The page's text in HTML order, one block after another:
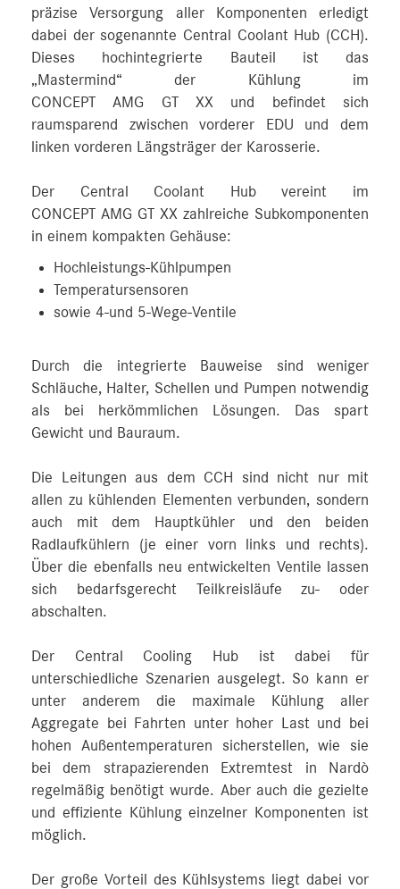
präzise Versorgung aller Komponenten erledigt
dabei der sogenannte Central Coolant Hub (CCH).
Dieses hochintegrierte Bauteil ist das
„Mastermind“ der Kühlung im
CONCEPT AMG GT XX und befindet sich
raumsparend zwischen vorderer EDU und dem
linken vorderen Längsträger der Karosserie.
Der Central Coolant Hub vereint im
CONCEPT AMG GT XX zahlreiche Subkomponenten
in einem kompakten Gehäuse:
Hochleistungs-Kühlpumpen
Temperatursensoren
sowie 4-und 5-Wege-Ventile
Durch die integrierte Bauweise sind weniger
Schläuche, Halter, Schellen und Pumpen notwendig
als bei herkömmlichen Lösungen. Das spart
Gewicht und Bauraum.
Die Leitungen aus dem CCH sind nicht nur mit
allen zu kühlenden Elementen verbunden, sondern
auch mit dem Hauptkühler und den beiden
Radlaufkühlern (je einer vorn links und rechts).
Über die ebenfalls neu entwickelten Ventile lassen
sich bedarfsgerecht Teilkreisläufe zu- oder
abschalten.
Der Central Cooling Hub ist dabei für
unterschiedliche Szenarien ausgelegt. So kann er
unter anderem die maximale Kühlung aller
Aggregate bei Fahrten unter hoher Last und bei
hohen Außentemperaturen sicherstellen, wie sie
bei dem strapazierenden Extremtest in Nardò
regelmäßig benötigt wurde. Aber auch die gezielte
und effiziente Kühlung einzelner Komponenten ist
möglich.
Der große Vorteil des Kühlsystems liegt dabei vor